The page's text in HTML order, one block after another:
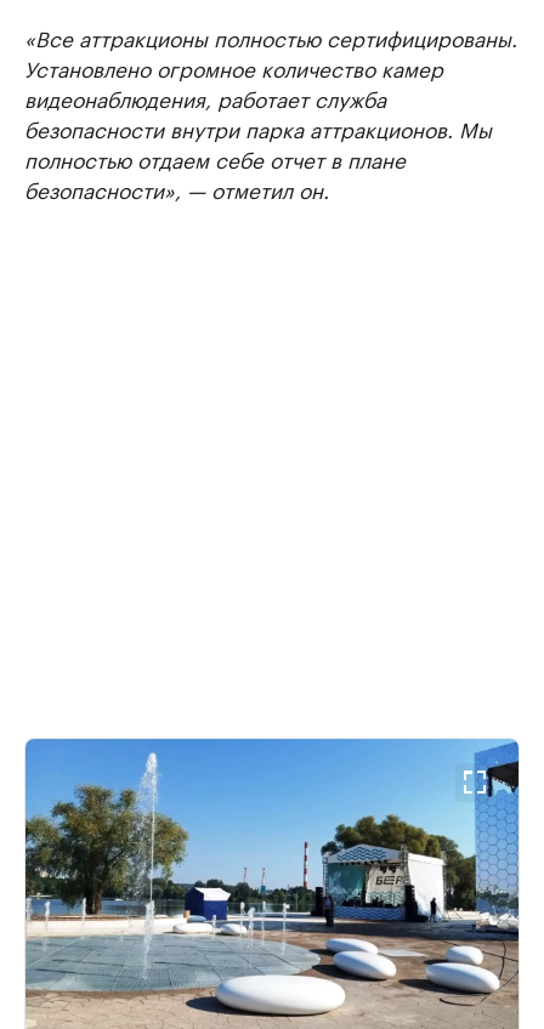
«Все аттракционы полностью сертифицированы.
Установлено огромное количество камер
видеонаблюдения, работает служба
безопасности внутри парка аттракционов. Мы
полностью отдаем себе отчет в плане
безопасности», — отметил он.